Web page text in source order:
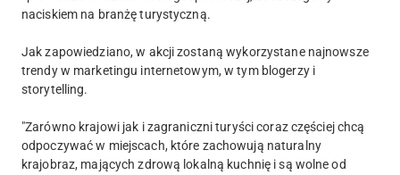
naciskiem na branżę turystyczną.
Jak zapowiedziano, w akcji zostaną wykorzystane najnowsze
trendy w marketingu internetowym, w tym blogerzy i
storytelling.
"Zarówno krajowi jak i zagraniczni turyści coraz częściej chcą
odpoczywać w miejscach, które zachowują naturalny
krajobraz, mających zdrową lokalną kuchnię i są wolne od